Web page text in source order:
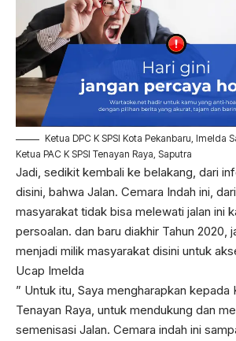
Ketua DPC K SPSI Kota Pekanbaru, Imelda
Ketua PAC K SPSI Tenayan Raya, Saputra
Jadi, sedikit kembali ke belakang, dari
disini, bahwa Jalan. Cemara Indah ini,
masyarakat tidak bisa melewati jalan ini
persoalan. dan baru diakhir Tahun 2020,
menjadi milik masyarakat disini untuk
Ucap Imelda
” Untuk itu, Saya mengharapkan kepada
Tenayan Raya, untuk mendukung dan
semenisasi Jalan. Cemara indah ini